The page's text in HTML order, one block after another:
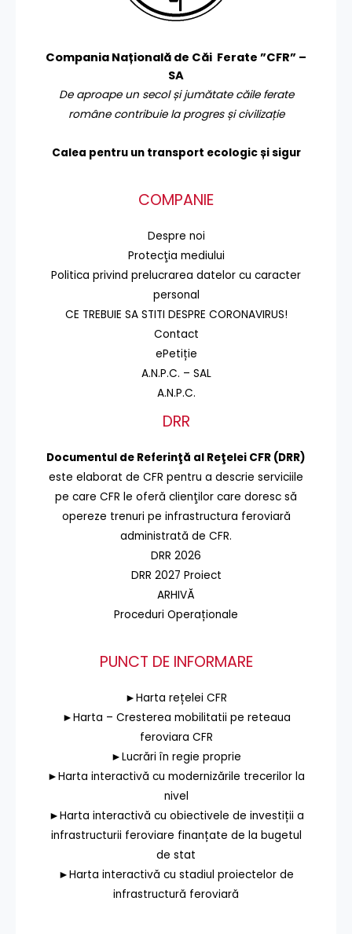
Compania Națională de Căi Ferate ”CFR” –
SA
De aproape un secol și jumătate căile ferate
române contribuie la progres și civilizație
Calea pentru un transport ecologic și sigur
COMPANIE
Despre noi
Protecţia mediului
Politica privind prelucrarea datelor cu caracter
personal
CE TREBUIE SA STITI DESPRE CORONAVIRUS!
Contact
ePetiție
A.N.P.C. – SAL
A.N.P.C.
DRR
Documentul de Referinţă al Reţelei CFR (DRR)
este elaborat de CFR pentru a descrie serviciile
pe care CFR le oferă clienţilor care doresc să
opereze trenuri pe infrastructura feroviară
administrată de CFR.
DRR 2026
DRR 2027 Proiect
ARHIVĂ
Proceduri Operaționale
PUNCT DE INFORMARE
►Harta rețelei CFR
►Harta – Cresterea mobilitatii pe reteaua
feroviara CFR
►Lucrări în regie proprie
►Harta interactivă cu modernizările trecerilor la
nivel
►Harta interactivă cu obiectivele de investiții a
infrastructurii feroviare finanțate de la bugetul
de stat
►Harta interactivă cu stadiul proiectelor de
infrastructură feroviară